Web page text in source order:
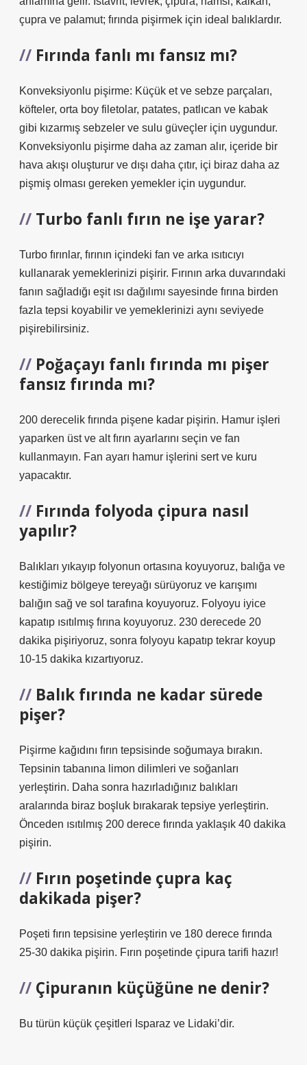
çupra ve palamut; fırında pişirmek için ideal balıklardır.
Fırında fanlı mı fansız mı?
Konveksiyonlu pişirme: Küçük et ve sebze parçaları,
köfteler, orta boy filetolar, patates, patlıcan ve kabak
gibi kızarmış sebzeler ve sulu güveçler için uygundur.
Konveksiyonlu pişirme daha az zaman alır, içeride bir
hava akışı oluşturur ve dışı daha çıtır, içi biraz daha az
pişmiş olması gereken yemekler için uygundur.
Turbo fanlı fırın ne işe yarar?
Turbo fırınlar, fırının içindeki fan ve arka ısıtıcıyı
kullanarak yemeklerinizi pişirir. Fırının arka duvarındaki
fanın sağladığı eşit ısı dağılımı sayesinde fırına birden
fazla tepsi koyabilir ve yemeklerinizi aynı seviyede
pişirebilirsiniz.
Poğaçayı fanlı fırında mı pişer
fansız fırında mı?
200 derecelik fırında pişene kadar pişirin. Hamur işleri
yaparken üst ve alt fırın ayarlarını seçin ve fan
kullanmayın. Fan ayarı hamur işlerini sert ve kuru
yapacaktır.
Fırında folyoda çipura nasıl
yapılır?
Balıkları yıkayıp folyonun ortasına koyuyoruz, balığa ve
kestiğimiz bölgeye tereyağı sürüyoruz ve karışımı
balığın sağ ve sol tarafına koyuyoruz. Folyoyu iyice
kapatıp ısıtılmış fırına koyuyoruz. 230 derecede 20
dakika pişiriyoruz, sonra folyoyu kapatıp tekrar koyup
10-15 dakika kızartıyoruz.
Balık fırında ne kadar sürede
pişer?
Pişirme kağıdını fırın tepsisinde soğumaya bırakın.
Tepsinin tabanına limon dilimleri ve soğanları
yerleştirin. Daha sonra hazırladığınız balıkları
aralarında biraz boşluk bırakarak tepsiye yerleştirin.
Önceden ısıtılmış 200 derece fırında yaklaşık 40 dakika
pişirin.
Fırın poşetinde çupra kaç
dakikada pişer?
Poşeti fırın tepsisine yerleştirin ve 180 derece fırında
25-30 dakika pişirin. Fırın poşetinde çipura tarifi hazır!
Çipuranın küçüğüne ne denir?
Bu türün küçük çeşitleri Isparaz ve Lidaki’dir.